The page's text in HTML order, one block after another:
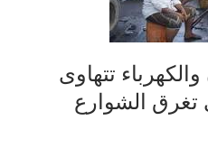
تتهاوى
الشوارع